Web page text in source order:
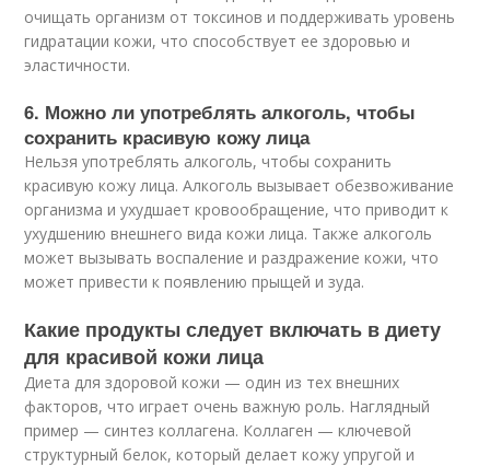
очищать организм от токсинов и поддерживать уровень
гидратации кожи, что способствует ее здоровью и
эластичности.
6. Можно ли употреблять алкоголь, чтобы
сохранить красивую кожу лица
Нельзя употреблять алкоголь, чтобы сохранить
красивую кожу лица. Алкоголь вызывает обезвоживание
организма и ухудшает кровообращение, что приводит к
ухудшению внешнего вида кожи лица. Также алкоголь
может вызывать воспаление и раздражение кожи, что
может привести к появлению прыщей и зуда.
Какие продукты следует включать в диету
для красивой кожи лица
Диета для здоровой кожи — один из тех внешних
факторов, что играет очень важную роль. Наглядный
пример — синтез коллагена. Коллаген — ключевой
структурный белок, который делает кожу упругой и